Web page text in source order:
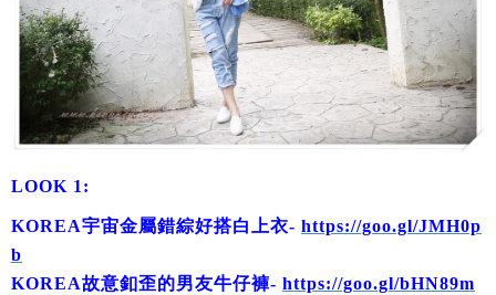
LOOK 1:
KOREA宇宙金屬錯綜好搭白上衣- https://goo.gl/JMH0p
b
KOREA故意釦歪的男友牛仔褲- https://goo.gl/bHN89m